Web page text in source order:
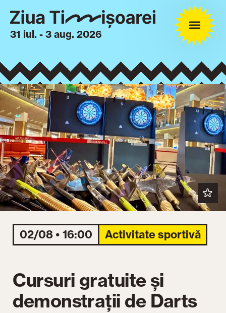
31 iul. - 3 aug. 2026
02/08 • 16:00 Activitate sportivă
Cursuri gratuite și
demonstrații de Darts